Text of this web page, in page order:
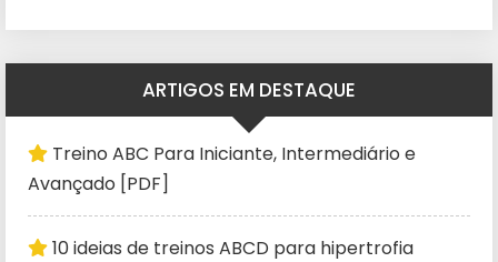
ARTIGOS EM DESTAQUE
Treino ABC Para Iniciante, Intermediário e
Avançado [PDF]
10 ideias de treinos ABCD para hipertrofia